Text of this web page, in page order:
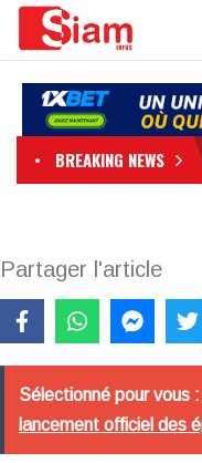
BREAKING NEWS
Partager l'article
Sélectionné pour vous :
lancement officiel des